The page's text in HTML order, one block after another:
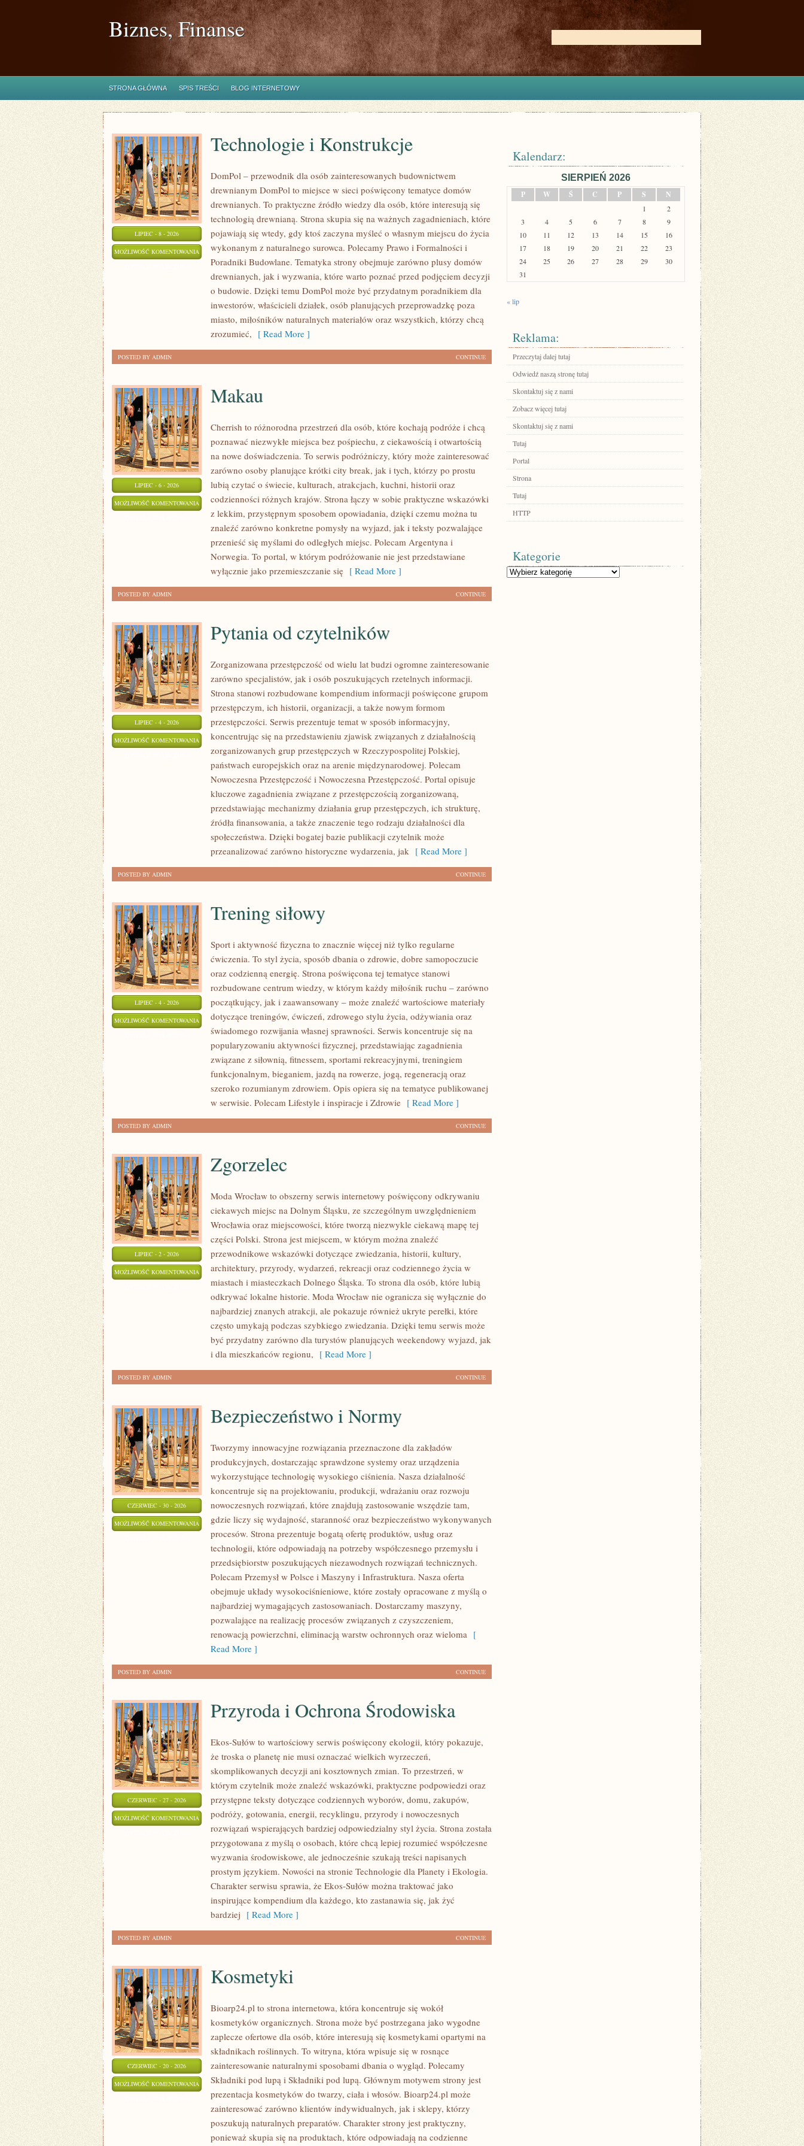
Biznes, Finanse
STRONA GŁÓWNA SPIS TREŚCI BLOG INTERNETOWY
LIPIEC - 8 - 2026
MOŻLIWOŚĆ KOMENTOWANIA TECHNOLOGIE
KONSTRUKCJE
Technologie i Konstrukcje
DomPol – przewodnik dla osób zainteresowanych budownictwem
drewnianym DomPol to miejsce w sieci poświęcony tematyce domów
drewnianych. To praktyczne źródło wiedzy dla osób, które interesują się
technologią drewnianą. Strona skupia się na ważnych zagadnieniach, które
pojawiają się wtedy, gdy ktoś zaczyna myśleć o własnym miejscu do życia
wykonanym z naturalnego surowca. Polecamy Prawo i Formalności i
Poradniki Budowlane. Tematyka strony obejmuje zarówno plusy domów
drewnianych, jak i wyzwania, które warto poznać przed podjęciem decyzji
o budowie. Dzięki temu DomPol może być przydatnym poradnikiem dla
inwestorów, właścicieli działek, osób planujących przeprowadzkę poza
miasto, miłośników naturalnych materiałów oraz wszystkich, którzy chcą
zrozumieć, [ Read More ]
CONTINUE
POSTED BY ADMIN
LIPIEC - 6 - 2026
MOŻLIWOŚĆ KOMENTOWANIA MAKAU
Makau
Cherrish to różnorodna przestrzeń dla osób, które kochają podróże i chcą
poznawać niezwykłe miejsca bez pośpiechu, z ciekawością i otwartością
na nowe doświadczenia. To serwis podróżniczy, który może zainteresować
zarówno osoby planujące krótki city break, jak i tych, którzy po prostu
lubią czytać o świecie, kulturach, atrakcjach, kuchni, historii oraz
codzienności różnych krajów. Strona łączy w sobie praktyczne wskazówki
z lekkim, przystępnym sposobem opowiadania, dzięki czemu można tu
znaleźć zarówno konkretne pomysły na wyjazd, jak i teksty pozwalające
przenieść się myślami do odległych miejsc. Polecam Argentyna i
Norwegia. To portal, w którym podróżowanie nie jest przedstawiane
wyłącznie jako przemieszczanie się [ Read More ]
CONTINUE
POSTED BY ADMIN
LIPIEC - 4 - 2026
MOŻLIWOŚĆ KOMENTOWANIA PYTANIA
CZYTELNIKÓW
Pytania od czytelników
Zorganizowana przestępczość od wielu lat budzi ogromne zainteresowanie
zarówno specjalistów, jak i osób poszukujących rzetelnych informacji.
Strona stanowi rozbudowane kompendium informacji poświęcone grupom
przestępczym, ich historii, organizacji, a także nowym formom
przestępczości. Serwis prezentuje temat w sposób informacyjny,
koncentrując się na przedstawieniu zjawisk związanych z działalnością
zorganizowanych grup przestępczych w Rzeczypospolitej Polskiej,
państwach europejskich oraz na arenie międzynarodowej. Polecam
Nowoczesna Przestępczość i Nowoczesna Przestępczość. Portal opisuje
kluczowe zagadnienia związane z przestępczością zorganizowaną,
przedstawiając mechanizmy działania grup przestępczych, ich strukturę,
źródła finansowania, a także znaczenie tego rodzaju działalności dla
społeczeństwa. Dzięki bogatej bazie publikacji czytelnik może
przeanalizować zarówno historyczne wydarzenia, jak [ Read More ]
CONTINUE
POSTED BY ADMIN
LIPIEC - 4 - 2026
MOŻLIWOŚĆ KOMENTOWANIA TRENING
SIŁOWY
Trening siłowy
Sport i aktywność fizyczna to znacznie więcej niż tylko regularne
ćwiczenia. To styl życia, sposób dbania o zdrowie, dobre samopoczucie
oraz codzienną energię. Strona poświęcona tej tematyce stanowi
rozbudowane centrum wiedzy, w którym każdy miłośnik ruchu – zarówno
początkujący, jak i zaawansowany – może znaleźć wartościowe materiały
dotyczące treningów, ćwiczeń, zdrowego stylu życia, odżywiania oraz
świadomego rozwijania własnej sprawności. Serwis koncentruje się na
popularyzowaniu aktywności fizycznej, przedstawiając zagadnienia
związane z siłownią, fitnessem, sportami rekreacyjnymi, treningiem
funkcjonalnym, bieganiem, jazdą na rowerze, jogą, regeneracją oraz
szeroko rozumianym zdrowiem. Opis opiera się na tematyce publikowanej
w serwisie. Polecam Lifestyle i inspiracje i Zdrowie [ Read More ]
CONTINUE
POSTED BY ADMIN
LIPIEC - 2 - 2026
MOŻLIWOŚĆ KOMENTOWANIA ZGORZELEC
Zgorzelec
Moda Wrocław to obszerny serwis internetowy poświęcony odkrywaniu
ciekawych miejsc na Dolnym Śląsku, ze szczególnym uwzględnieniem
Wrocławia oraz miejscowości, które tworzą niezwykle ciekawą mapę tej
części Polski. Strona jest miejscem, w którym można znaleźć
przewodnikowe wskazówki dotyczące zwiedzania, historii, kultury,
architektury, przyrody, wydarzeń, rekreacji oraz codziennego życia w
miastach i miasteczkach Dolnego Śląska. To strona dla osób, które lubią
odkrywać lokalne historie. Moda Wrocław nie ogranicza się wyłącznie do
najbardziej znanych atrakcji, ale pokazuje również ukryte perełki, które
często umykają podczas szybkiego zwiedzania. Dzięki temu serwis może
być przydatny zarówno dla turystów planujących weekendowy wyjazd, jak
i dla mieszkańców regionu, [ Read More ]
CONTINUE
POSTED BY ADMIN
CZERWIEC - 30 - 2026
MOŻLIWOŚĆ KOMENTOWANIA BEZPIECZEŃSTWO
NORMY
Bezpieczeństwo i Normy
Tworzymy innowacyjne rozwiązania przeznaczone dla zakładów
produkcyjnych, dostarczając sprawdzone systemy oraz urządzenia
wykorzystujące technologię wysokiego ciśnienia. Nasza działalność
koncentruje się na projektowaniu, produkcji, wdrażaniu oraz rozwoju
nowoczesnych rozwiązań, które znajdują zastosowanie wszędzie tam,
gdzie liczy się wydajność, staranność oraz bezpieczeństwo wykonywanych
procesów. Strona prezentuje bogatą ofertę produktów, usług oraz
technologii, które odpowiadają na potrzeby współczesnego przemysłu i
przedsiębiorstw poszukujących niezawodnych rozwiązań technicznych.
Polecam Przemysł w Polsce i Maszyny i Infrastruktura. Nasza oferta
obejmuje układy wysokociśnieniowe, które zostały opracowane z myślą o
najbardziej wymagających zastosowaniach. Dostarczamy maszyny,
pozwalające na realizację procesów związanych z czyszczeniem,
renowacją powierzchni, eliminacją warstw ochronnych oraz wieloma [
Read More ]
CONTINUE
POSTED BY ADMIN
CZERWIEC - 27 - 2026
MOŻLIWOŚĆ KOMENTOWANIA PRZYRODA
OCHRONA
ŚRODOWISKA
Przyroda i Ochrona Środowiska
Ekos-Sułów to wartościowy serwis poświęcony ekologii, który pokazuje,
że troska o planetę nie musi oznaczać wielkich wyrzeczeń,
skomplikowanych decyzji ani kosztownych zmian. To przestrzeń, w
którym czytelnik może znaleźć wskazówki, praktyczne podpowiedzi oraz
przystępne teksty dotyczące codziennych wyborów, domu, zakupów,
podróży, gotowania, energii, recyklingu, przyrody i nowoczesnych
rozwiązań wspierających bardziej odpowiedzialny styl życia. Strona została
przygotowana z myślą o osobach, które chcą lepiej rozumieć współczesne
wyzwania środowiskowe, ale jednocześnie szukają treści napisanych
prostym językiem. Nowości na stronie Technologie dla Planety i Ekologia.
Charakter serwisu sprawia, że Ekos-Sułów można traktować jako
inspirujące kompendium dla każdego, kto zastanawia się, jak żyć
bardziej [ Read More ]
CONTINUE
POSTED BY ADMIN
CZERWIEC - 20 - 2026
MOŻLIWOŚĆ KOMENTOWANIA KOSMETYKI
Kosmetyki
Bioarp24.pl to strona internetowa, która koncentruje się wokół
kosmetyków organicznych. Strona może być postrzegana jako wygodne
zaplecze ofertowe dla osób, które interesują się kosmetykami opartymi na
składnikach roślinnych. To witryna, która wpisuje się w rosnące
zainteresowanie naturalnymi sposobami dbania o wygląd. Polecamy
Składniki pod lupą i Składniki pod lupą. Głównym motywem strony jest
prezentacja kosmetyków do twarzy, ciała i włosów. Bioarp24.pl może
zainteresować zarówno klientów indywidualnych, jak i sklepy, którzy
poszukują naturalnych preparatów. Charakter strony jest praktyczny,
ponieważ skupia się na produktach, które odpowiadają na codzienne
Kalendarz:
SIERPIEŃ 2026
P
W Ś C P S N
1
2
3
4 5 6 7 8
9
10
11 12 13 14 15
16
17
18 19 20 21 22
23
24
25 26 27 28 29
30
31
« lip
Reklama:
Przeczytaj dalej tutaj
Odwiedź naszą stronę tutaj
Skontaktuj się z nami
Zobacz więcej tutaj
Skontaktuj się z nami
Tutaj
Portal
Strona
Tutaj
HTTP
Kategorie
Kategorie